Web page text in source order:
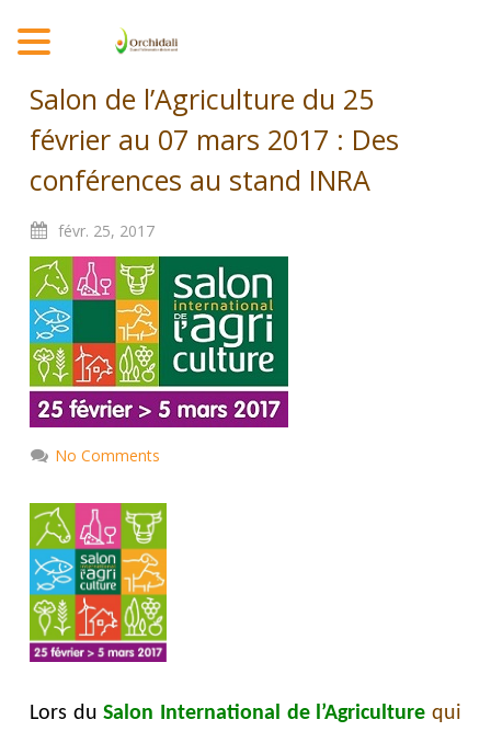
Salon de l’Agriculture du 25
février au 07 mars 2017 : Des
conférences au stand INRA
févr. 25, 2017
No Comments
Lors duSalon International de l’Agriculturequi